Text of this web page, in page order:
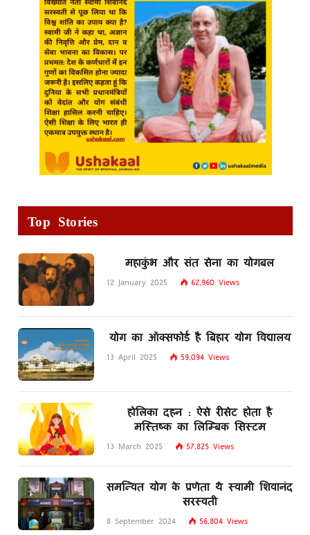
Top Stories
महाकुंभ और संत सेना का योगबल
12 January 2025 62,960 Views
योग का ऑक्सफोर्ड है बिहार योग विद्यालय
13 April 2025 59,094 Views
होलिका दहन : ऐसे रीसेट होता है
मस्तिष्क का लिम्बिक सिस्टम
13 March 2025 57,825 Views
समन्वित योग के प्रणेता थे स्वामी शिवानंद
सरस्वती
8 September 2024 56,804 Views